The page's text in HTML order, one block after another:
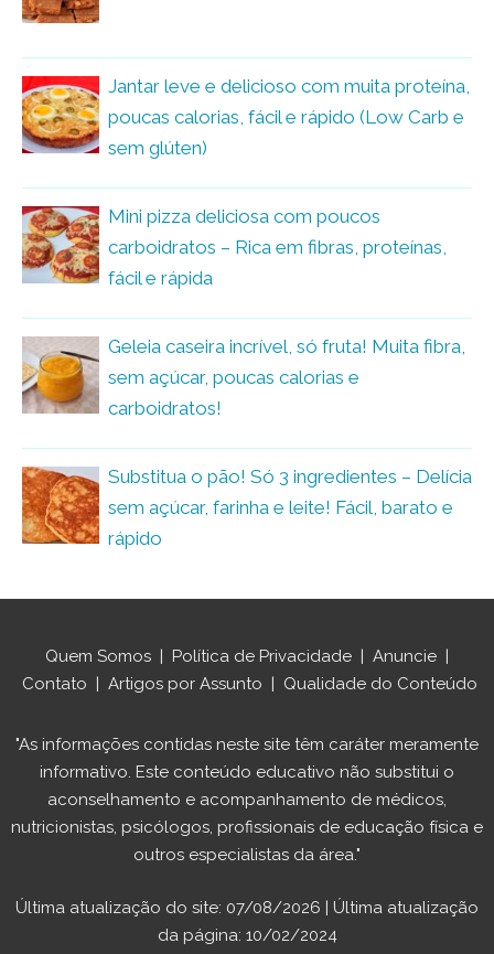
Jantar leve e delicioso com muita proteína,
poucas calorias, fácil e rápido (Low Carb e
sem glúten)
Mini pizza deliciosa com poucos
carboidratos – Rica em fibras, proteínas,
fácil e rápida
Geleia caseira incrível, só fruta! Muita fibra,
sem açúcar, poucas calorias e
carboidratos!
Substitua o pão! Só 3 ingredientes – Delícia
sem açúcar, farinha e leite! Fácil, barato e
rápido
Quem Somos | Política de Privacidade | Anuncie |
Contato | Artigos por Assunto | Qualidade do Conteúdo
"As informações contidas neste site têm caráter meramente
informativo. Este conteúdo educativo não substitui o
aconselhamento e acompanhamento de médicos,
nutricionistas, psicólogos, profissionais de educação física e
outros especialistas da área."
Última atualização do site: 07/08/2026 | Última atualização
da página: 10/02/2024